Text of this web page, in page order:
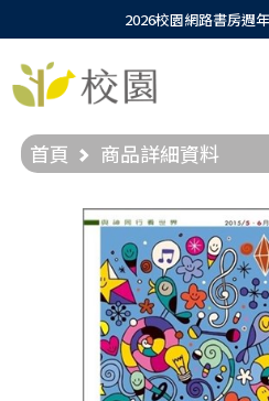
2026校園網路書房週
首頁 商品詳細資料